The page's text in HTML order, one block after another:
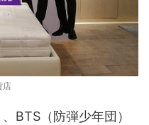
店
BTS（防弾少年団）